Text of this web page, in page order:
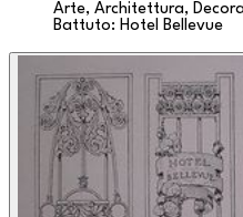
Arte, Architettura,
Battuto: Hotel Bellevue